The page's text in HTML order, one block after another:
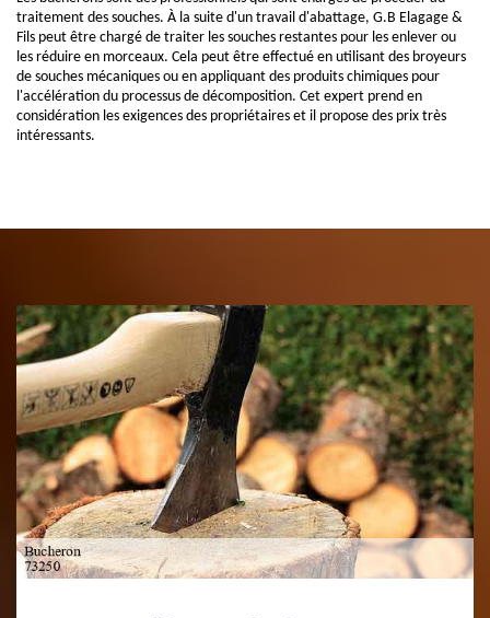
traitement des souches. À la suite d'un travail d'abattage, G.B Elagage &
Fils peut être chargé de traiter les souches restantes pour les enlever ou
les réduire en morceaux. Cela peut être effectué en utilisant des broyeurs
de souches mécaniques ou en appliquant des produits chimiques pour
l'accélération du processus de décomposition. Cet expert prend en
considération les exigences des propriétaires et il propose des prix très
intéressants.